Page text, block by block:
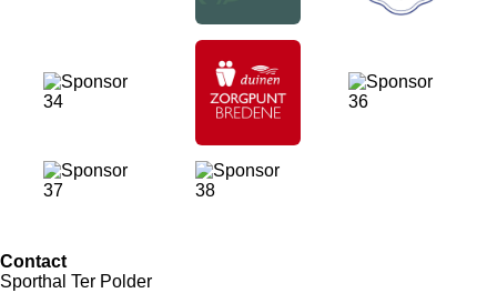
Contact
Sporthal Ter Polder